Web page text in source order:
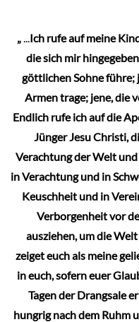
auf
der
Produktseite
gewählt
werden
„...Ich rufe auf meine
die sich mir
göttlichen Sohne führe;
Armen trage; jene, die
Endlich rufe ich auf die
Jünger Jesu Christi,
Verachtung der Welt
in Verachtung und in
Keuschheit und in
Verborgenheit vor
ausziehen, um die
zeiget euch als meine
in euch, sofern euer
Tagen der Drangsale
hungrig nach dem Ruhm